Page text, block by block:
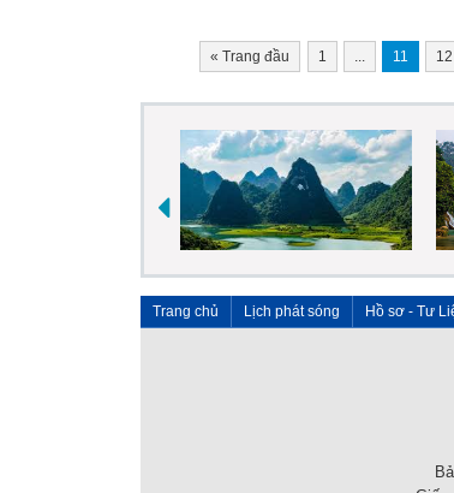
« Trang đầu 1 ... 11 12
Trang chủ Lịch phát sóng Hồ sơ - Tư